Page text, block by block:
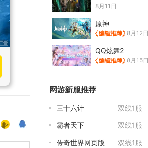
8月11日
原神
8月12日
QQ炫舞2
8月15日
网游新服推荐
三十六计 双线1服
霸者天下
双线1服
传奇世界网页版
双线1服